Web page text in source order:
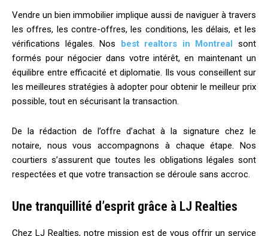
Vendre un bien immobilier implique aussi de naviguer à travers
les offres, les contre-offres, les conditions, les délais, et les
vérifications légales. Nos
best realtors in Montreal sont
formés pour négocier dans votre intérêt, en maintenant un
équilibre entre efficacité et diplomatie. Ils vous conseillent sur
les meilleures stratégies à adopter pour obtenir le meilleur prix
possible, tout en sécurisant la transaction.
De la rédaction de l’offre d’achat à la signature chez le
notaire, nous vous accompagnons à chaque étape. Nos
courtiers s’assurent que toutes les obligations légales sont
respectées et que votre transaction se déroule sans accroc.
Une tranquillité d’esprit grâce à LJ Realties
Chez LJ Realties, notre mission est de vous offrir un service